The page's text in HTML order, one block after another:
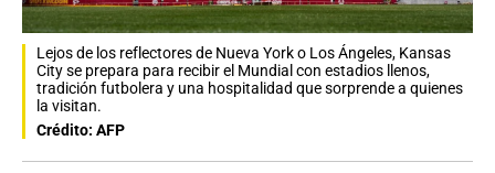
Lejos de los reflectores de Nueva York o Los Ángeles, Kansas
City se prepara para recibir el Mundial con estadios llenos,
tradición futbolera y una hospitalidad que sorprende a quienes
la visitan.
Crédito: AFP